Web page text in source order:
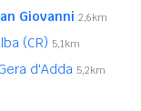
Giovanni 2,6km
(CR) 5,1km
d'Adda 5,2km